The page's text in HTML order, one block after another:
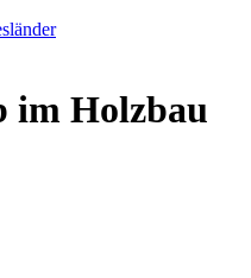
im Holzbau